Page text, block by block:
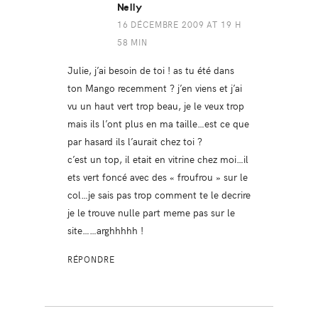
Nelly
16 DÉCEMBRE 2009 AT 19 H
58 MIN
Julie, j’ai besoin de toi ! as tu été dans
ton Mango recemment ? j’en viens et j’ai
vu un haut vert trop beau, je le veux trop
mais ils l’ont plus en ma taille…est ce que
par hasard ils l’aurait chez toi ?
c’est un top, il etait en vitrine chez moi…il
ets vert foncé avec des « froufrou » sur le
col…je sais pas trop comment te le decrire
je le trouve nulle part meme pas sur le
site……arghhhhh !
RÉPONDRE